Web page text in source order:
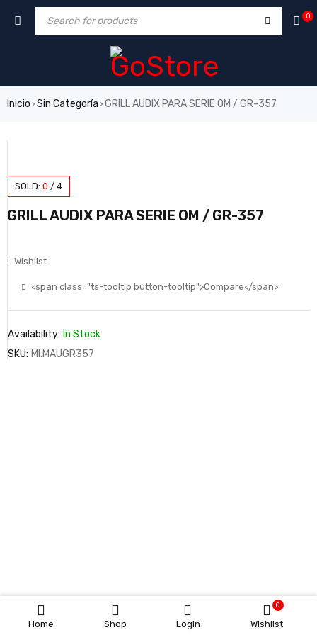
Home Shop Login Wishlist
0
0
Inicio › Sin Categoría › GRILL AUDIX PARA SERIE OM / GR-357
SOLD: 0 / 4
GRILL AUDIX PARA SERIE OM / GR-357
Wishlist
<span class="ts-tooltip button-tooltip">Compare</span>
Availability: In Stock
SKU: MI.MAUGR357